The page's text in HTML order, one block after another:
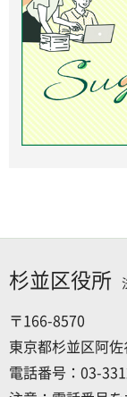
杉並区役所
〒166-8570
東京都杉並区阿
電話番号：03-